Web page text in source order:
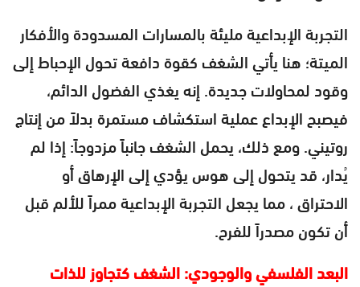
التجربة الإبداعية مليئة بالمسارات المسدودة والأفكار
الميتة؛ هنا يأتي الشغف كقوة دافعة تحول الإحباط إلى
وقود لمحاولات جديدة. إنه يغذي الفضول الدائم،
فيصبح الإبداع عملية استكشاف مستمرة بدلاً من إنتاج
روتيني. ومع ذلك، يحمل الشغف جانباً مزدوجاً: إذا لم
يُدار، قد يتحول إلى هوس يؤدي إلى الإرهاق أو
الاحتراق ، مما يجعل التجربة الإبداعية ممراً للألم قبل
أن تكون مصدراً للفرح.
البعد الفلسفي والوجودي: الشغف كتجاوز للذات